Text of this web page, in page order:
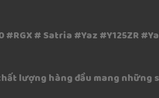
# Satria #Yaz #Y125ZR
lượng hàng đầu mang